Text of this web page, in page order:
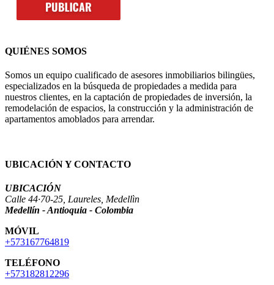
QUIÉNES SOMOS
Somos un equipo cualificado de asesores inmobiliarios bilingües,
especializados en la búsqueda de propiedades a medida para
nuestros clientes, en la captación de propiedades de inversión, la
remodelación de espacios, la construcción y la administración de
apartamentos amoblados para arrendar.
UBICACIÓN Y CONTACTO
UBICACIÓN
Calle 44·70-25, Laureles, Medellìn
Medellín - Antioquia - Colombia
MÓVIL
+573167764819
TELÉFONO
+573182812296